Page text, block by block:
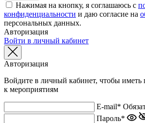
Нажимая на кнопку, я соглашаюсь с
конфиденциальности и даю согласие на
персональных данных.
Авторизация
Войти в личный кабинет
Авторизация
Войдите в личный кабинет, чтобы иметь
к мероприятиям
E-mail*
Пароль*